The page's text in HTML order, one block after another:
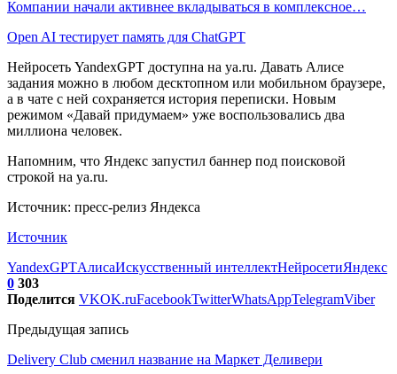
Компании начали активнее вкладываться в комплексное…
Open AI тестирует память для ChatGPT
Нейросеть YandexGPT доступна на ya.ru. Давать Алисе
задания можно в любом десктопном или мобильном браузере,
а в чате с ней сохраняется история переписки. Новым
режимом «Давай придумаем» уже воспользовались два
миллиона человек.
Напомним, что Яндекс запустил баннер под поисковой
строкой на ya.ru.
Источник: пресс-релиз Яндекса
Источник
YandexGPTАлисаИскусственный интеллектНейросетиЯндекс
0 303
Поделится VKOK.ruFacebookTwitterWhatsAppTelegramViber
Предыдущая запись
Delivery Club сменил название на Маркет Деливери